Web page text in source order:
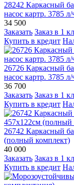
28242 Каркасный
насос картр. 3785 л/
34 500
Заказать Заказ в 1
Купить в кредит
26726 Каркасный
насос картр. 3785 л/
36 700
Заказать Заказ в 1
Купить в кредит
26742 Каркасный
(полный комплект)
40 000
Заказать Заказ в 1
Купить в кредит